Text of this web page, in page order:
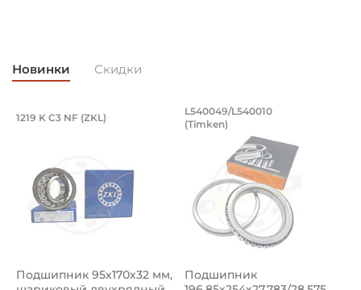
Новинки Скидки
Подшипник 95х170х32 мм, шариковый
Подшипник 95х170х32 мм, шариковый двухрядный,
1219 K C3 NF (ZKL)
Подшипник 95х170х32 мм,
Подшипник
Подшипник
L540049/L540010
(Timken)
Подшипник